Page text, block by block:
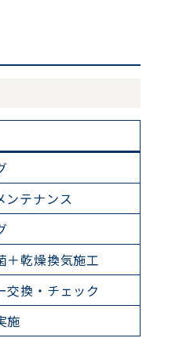
ンテナンス
＋乾燥換気施工
交換・チェック
施